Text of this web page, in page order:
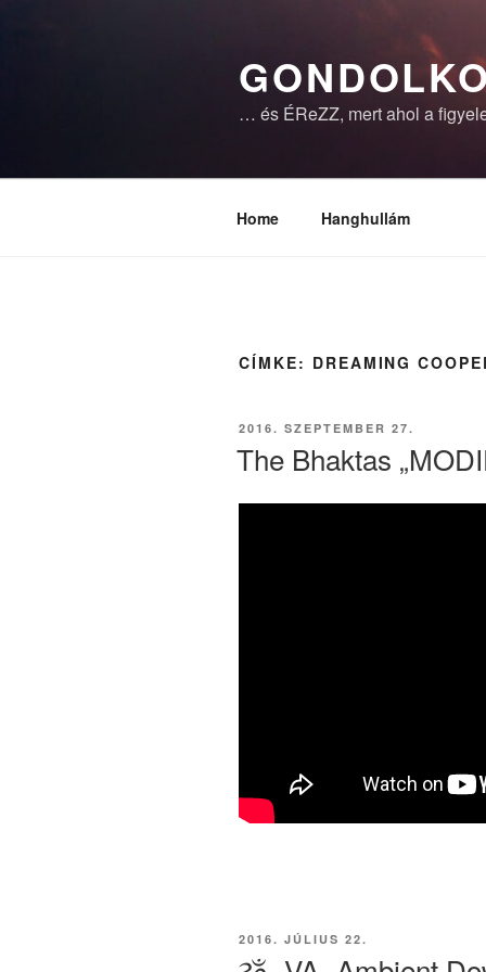
… és ÉReZZ, mert ahol a
Home Hanghullám
CÍMKE: DREAMING
BEKÜLDVE:
2016. SZEPTEMBER 27.
The Bhaktas
BEKÜLDVE:
2016. JÚLIUS 22.